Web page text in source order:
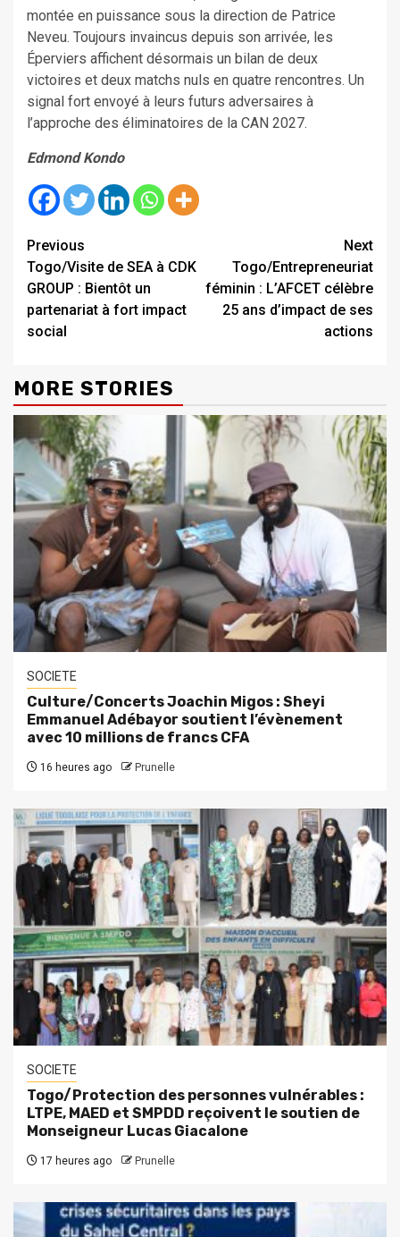
montée en puissance sous la direction de Patrice
Neveu. Toujours invaincus depuis son arrivée, les
Éperviers affichent désormais un bilan de deux
victoires et deux matchs nuls en quatre rencontres. Un
signal fort envoyé à leurs futurs adversaires à
l’approche des éliminatoires de la CAN 2027.
Edmond Kondo
Continue
Reading
Previous
Togo/Visite de SEA à CDK
GROUP : Bientôt un
partenariat à fort impact
social
Next
Togo/Entrepreneuriat
féminin : L’AFCET célèbre
25 ans d’impact de ses
actions
MORE STORIES
SOCIETE
Culture/Concerts Joachin Migos : Sheyi
Emmanuel Adébayor soutient l’évènement
avec 10 millions de francs CFA
16 heures ago Prunelle
SOCIETE
Togo/Protection des personnes vulnérables :
LTPE, MAED et SMPDD reçoivent le soutien de
Monseigneur Lucas Giacalone
17 heures ago Prunelle